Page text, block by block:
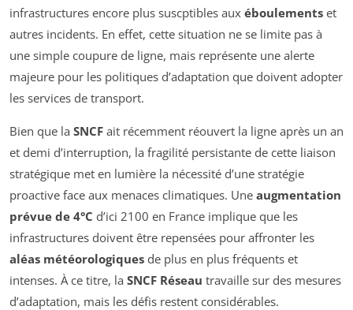
infrastructures encore plus suscptibles aux éboulements et
autres incidents. En effet, cette situation ne se limite pas à
une simple coupure de ligne, mais représente une alerte
majeure pour les politiques d’adaptation que doivent adopter
les services de transport.
Bien que la SNCF ait récemment réouvert la ligne après un an
et demi d’interruption, la fragilité persistante de cette liaison
stratégique met en lumière la nécessité d’une stratégie
proactive face aux menaces climatiques. Une augmentation
prévue de 4°C d’ici 2100 en France implique que les
infrastructures doivent être repensées pour affronter les
aléas météorologiques de plus en plus fréquents et
intenses. À ce titre, la SNCF Réseau travaille sur des mesures
d’adaptation, mais les défis restent considérables.